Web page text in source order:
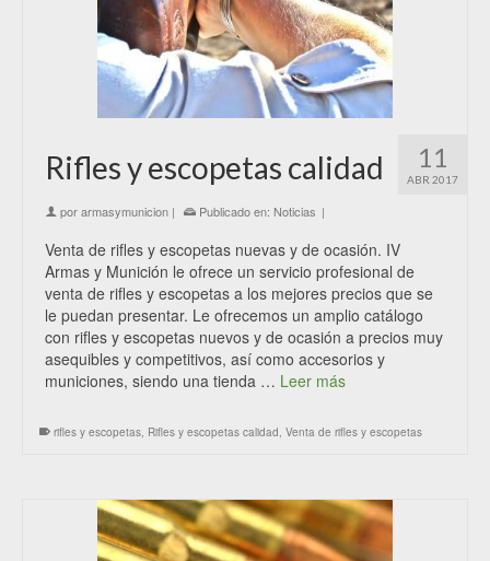
11
ABR 2017
Rifles y escopetas calidad
porarmasymunicion | Publicado en: Noticias |
Venta de rifles y escopetas nuevas y de ocasión. IV
Armas y Munición le ofrece un servicio profesional de
venta de rifles y escopetas a los mejores precios que se
le puedan presentar. Le ofrecemos un amplio catálogo
con rifles y escopetas nuevos y de ocasión a precios muy
asequibles y competitivos, así como accesorios y
municiones, siendo una tienda … Leer más
rifles y escopetas Rifles y escopetas calidad Venta de rifles y escopetas